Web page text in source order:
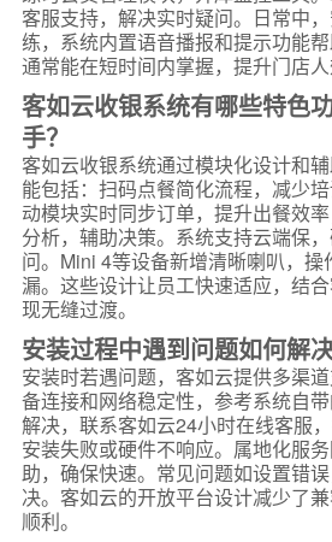
客服支持，解决实时疑问。日常中
练，系统内置语音播报和提示功能
通常能在短时间内掌握，提升门店人
客如云收银系统有哪些特色
手？
客如云收银系统通过模块化设计和
能包括：扫码点餐简化流程，减少
动模块实时同步订单，提升出餐效
分析，辅助决策。系统支持云端保
问。Mini 4等设备新增清晰喇叭，操
漏。这些设计让员工快速适应，结
现无缝过渡。
安装过程中遇到问题如何解决
安装时若遇问题，客如云提供多渠
备连接和网络稳定性，参考系统自
解决，联系客如云24小时在线客服
安装失败或硬件不响应。属地化服
助，确保快速。常见问题如设置错
决。客如云的开放平台设计减少了
顺利。